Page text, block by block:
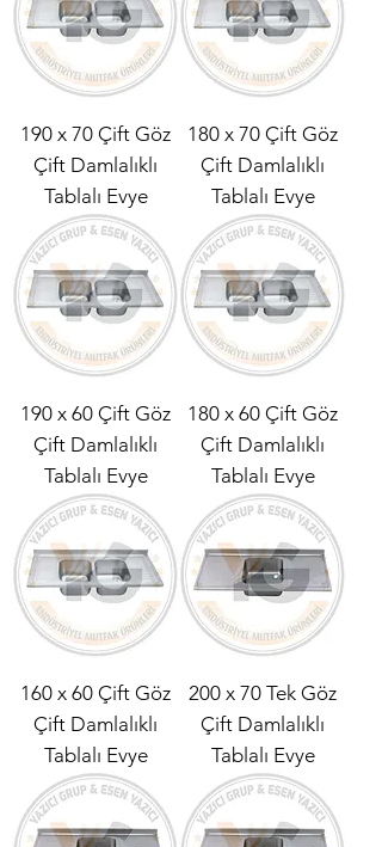
190 x 70 Çift Göz
Çift Damlalıklı
Tablalı Evye
180 x 70 Çift Göz
Çift Damlalıklı
Tablalı Evye
190 x 60 Çift Göz
Çift Damlalıklı
Tablalı Evye
180 x 60 Çift Göz
Çift Damlalıklı
Tablalı Evye
160 x 60 Çift Göz
Çift Damlalıklı
Tablalı Evye
200 x 70 Tek Göz
Çift Damlalıklı
Tablalı Evye